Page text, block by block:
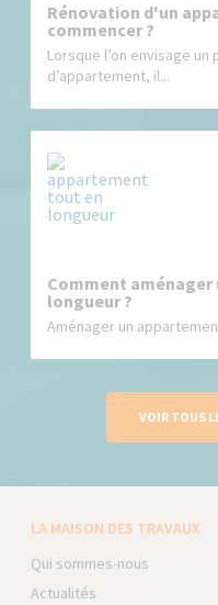
Rénovation d'un
commencer ?
Lorsque l’on envisage
d’appartement, il...
Comment
longueur ?
Aménager un
VOIR TOUS
LA MAISON DES TRAVAUX
Qui sommes-nous
Actualités